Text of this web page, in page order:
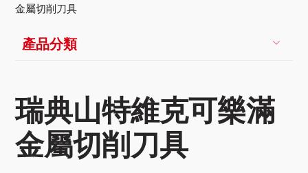
聯絡我們
金屬切削刀具
產品分類
瑞典山特維克可樂滿
金屬切削刀具